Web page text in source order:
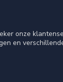
onze
en